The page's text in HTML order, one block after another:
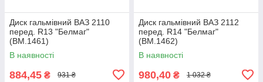
Диск гальмівний ВАЗ 2110
перед. R13 "Белмаг"
(BM.1461)
В наявності
884,45 ₴ 931 ₴
Диск гальмівний ВАЗ 2112
перед. R14 "Белмаг"
(BM.1462)
В наявності
980,40 ₴ 1 032 ₴